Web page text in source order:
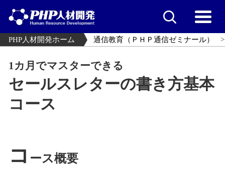
PHP人材開発ホーム 通信教育（ＰＨＰ通信ゼミナール）
1カ月でマスターできる
セールスレターの書き方基本
コース
コ ース概要